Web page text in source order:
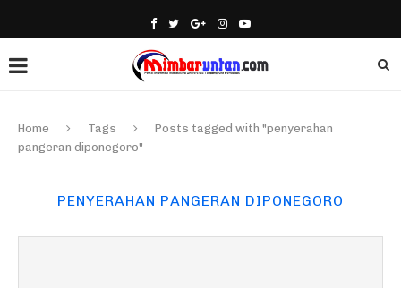
Home Tags
Posts tagged with "penyerahan
pangeran diponegoro"
PENYERAHAN PANGERAN DIPONEGORO